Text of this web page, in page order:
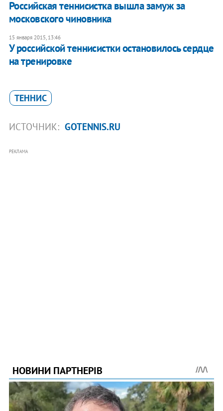
Российская теннисистка вышла замуж за
московского чиновника
15 января 2015, 13:46
У российской теннисистки остановилось сердце
на тренировке
ТЕННИС
ИСТОЧНИК: GOTENNIS.RU
РЕКЛАМА